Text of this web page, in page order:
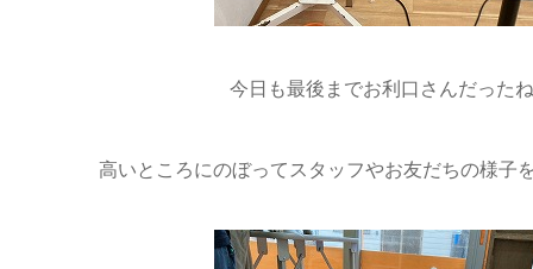
今日も最後までお利口さんだった
高いところにのぼってスタッフやお友だちの様子